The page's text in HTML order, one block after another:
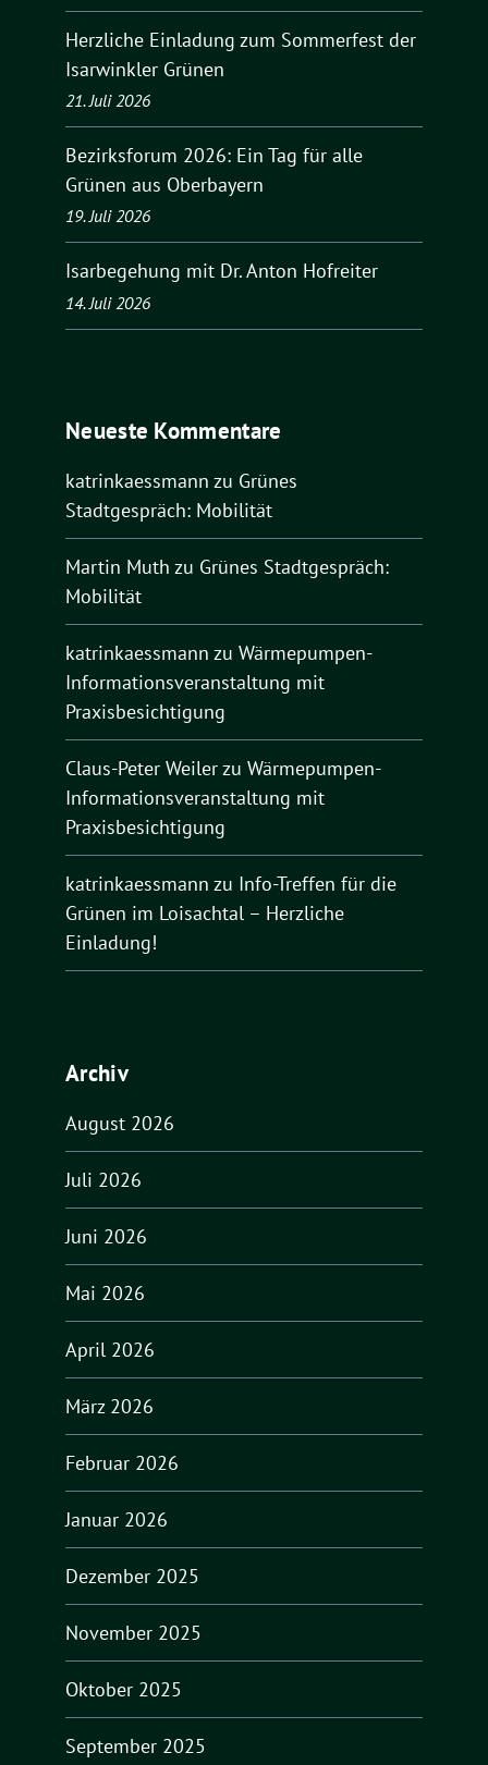
Herzliche Einladung zum Sommerfest der
Isarwinkler Grünen
21. Juli 2026
Bezirksforum 2026: Ein Tag für alle
Grünen aus Oberbayern
19. Juli 2026
Isarbegehung mit Dr. Anton Hofreiter
14. Juli 2026
Neueste Kommentare
katrinkaessmann zu Grünes
Stadtgespräch: Mobilität
Martin Muth zu Grünes Stadtgespräch:
Mobilität
katrinkaessmann zu Wärmepumpen-
Informationsveranstaltung mit
Praxisbesichtigung
Claus-Peter Weilerzu Wärmepumpen-
Informationsveranstaltung mit
Praxisbesichtigung
katrinkaessmann zu Info-Treffen für die
Grünen im Loisachtal – Herzliche
Einladung!
Archiv
August 2026
Juli 2026
Juni 2026
Mai 2026
April 2026
März 2026
Februar 2026
Januar 2026
Dezember 2025
November 2025
Oktober 2025
September 2025